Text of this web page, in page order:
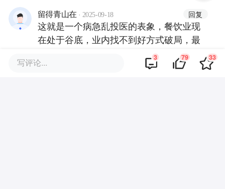
留得青山在 · 2025-09-18 回复
这就是一个病急乱投医的表象，餐饮业现
在处于谷底，业内找不到好方式破局，最
写评论... 3 79 33